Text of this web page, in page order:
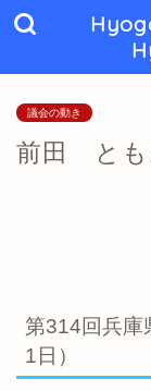
議会の動き
前田 とも
第314回兵
1日）